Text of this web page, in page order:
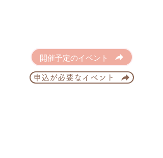
開催予定のイベント
申込が必要なイベント